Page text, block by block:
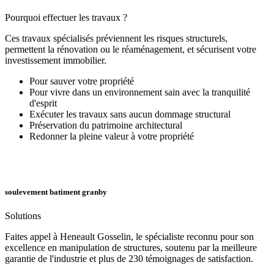
Pourquoi effectuer les travaux ?
Ces travaux spécialisés préviennent les risques structurels,
permettent la rénovation ou le réaménagement, et sécurisent votre
investissement immobilier.
Pour sauver votre propriété
Pour vivre dans un environnement sain avec la tranquilité
d'esprit
Exécuter les travaux sans aucun dommage structural
Préservation du patrimoine architectural
Redonner la pleine valeur à votre propriété
soulevement batiment granby
Solutions
Faites appel à Heneault Gosselin, le spécialiste reconnu pour son
excellence en manipulation de structures, soutenu par la meilleure
garantie de l'industrie et plus de 230 témoignages de satisfaction.